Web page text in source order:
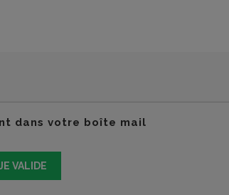
dans votre boîte mail
VALIDE